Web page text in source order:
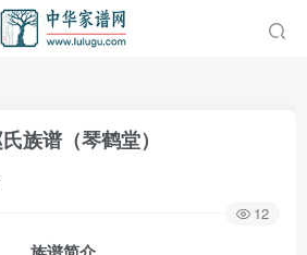
族谱（琴鹤堂）
12